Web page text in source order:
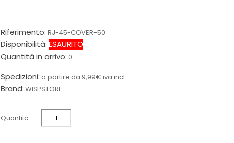
Riferimento: RJ-45-COVER-50
Disponibilità:ESAURITO
Quantità in arrivo: 0
Spedizioni: a partire da 9,99€ iva incl.
Brand: WISPSTORE
Quantità